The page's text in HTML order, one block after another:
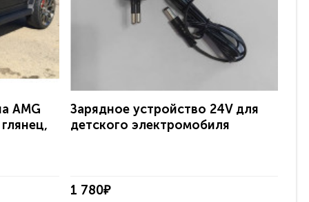
AMG
Зарядное устройство 24V для
детского электромобиля
1 780₽